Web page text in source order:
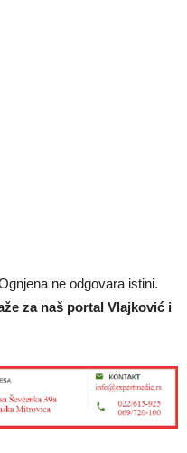
ne odgovara istini.
za naš portal Vlajković i